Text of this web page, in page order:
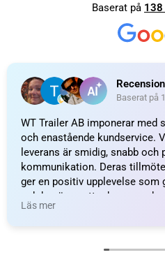
Baserat på 138
Baserat på
WT Trailer AB imponerar med
och enastående kundservice.
leverans är smidig, snabb och
kommunikation. Deras
ger en positiv upplevelse som
och benägna att
Läs mer